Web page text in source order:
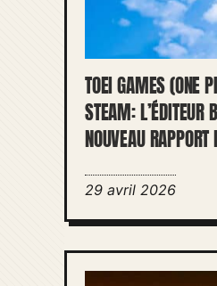
TOEI GAMES (ONE
STEAM: L’ÉDITEUR
NOUVEAU RAPPORT
29 avril 2026